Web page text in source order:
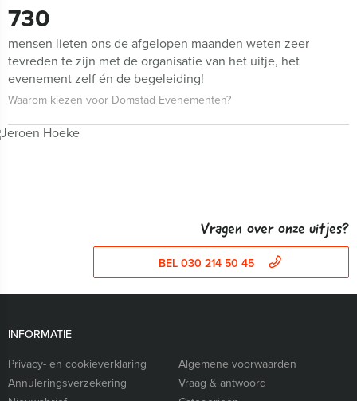
730
mensen lieten ons de afgelopen maanden weten zeer
tevreden te zijn met de organisatie van het uitje, het
evenement zelf én de begeleiding!
Waarom kiezen voor Domstad Evenementen?
Vragen over onze uitjes?
BEL 030 214 50 45
INFORMATIE
Privacy- en cookieverklaring
Algemene voorwaarden
Annuleringsverzekering
Vraag & antwoord